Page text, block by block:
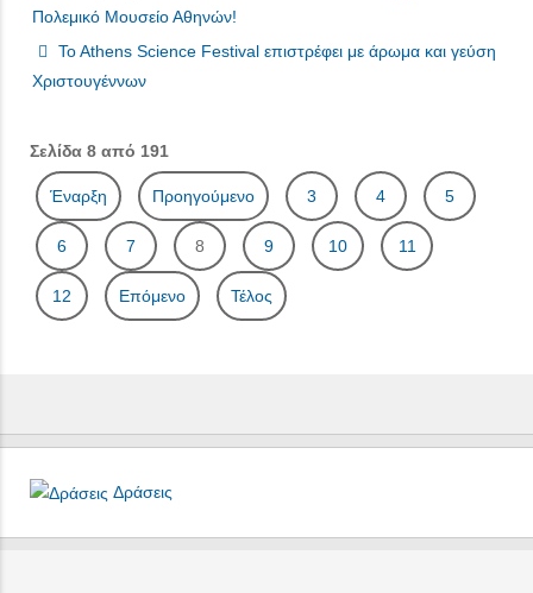
Πολεμικό Μουσείο Αθηνών!
Το Αthens Science Festival επιστρέφει με άρωμα και γεύση
Χριστουγέννων
Σελίδα 8 από 191
Έναρξη Προηγούμενο 3 4 5
6 7 8 9 10 11
12 Επόμενο Τέλος
Δράσεις